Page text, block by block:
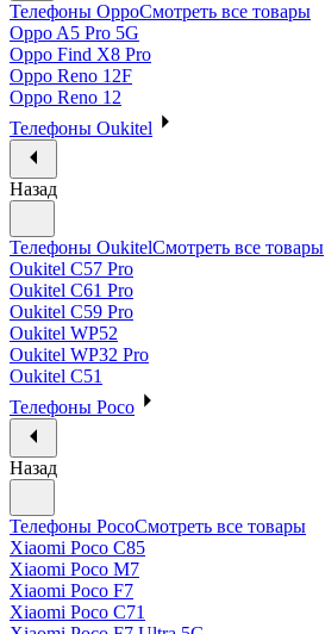
Телефоны OppoСмотреть все товары
Oppo A5 Pro 5G
Oppo Find X8 Pro
Oppo Reno 12F
Oppo Reno 12
Телефоны Oukitel
Назад
Телефоны OukitelСмотреть все товары
Oukitel C57 Pro
Oukitel C61 Pro
Oukitel C59 Pro
Oukitel WP52
Oukitel WP32 Pro
Oukitel C51
Телефоны Poco
Назад
Телефоны PocoСмотреть все товары
Xiaomi Poco C85
Xiaomi Poco M7
Xiaomi Poco F7
Xiaomi Poco C71